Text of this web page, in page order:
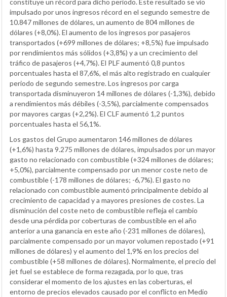
constituye un récord para dicho período. Este resultado se vio
impulsado por unos ingresos récord en el segundo semestre de
10.847 millones de dólares, un aumento de 804 millones de
dólares (+8,0%). El aumento de los ingresos por pasajeros
transportados (+699 millones de dólares; +8,5%) fue impulsado
por rendimientos más sólidos (+3,8%) y a un crecimiento del
tráfico de pasajeros (+4,7%). El PLF aumentó 0,8 puntos
porcentuales hasta el 87,6%, el más alto registrado en cualquier
periodo de segundo semestre. Los ingresos por carga
transportada disminuyeron 14 millones de dólares (-1,3%), debido
a rendimientos más débiles (-3,5%), parcialmente compensados
por mayores cargas (+2,2%). El CLF aumentó 1,2 puntos
porcentuales hasta el 56,1%.
Los gastos del Grupo aumentaron 146 millones de dólares
(+1,6%) hasta 9.275 millones de dólares, impulsados por un mayor
gasto no relacionado con combustible (+324 millones de dólares;
+5,0%), parcialmente compensado por un menor coste neto de
combustible (-178 millones de dólares; -6,7%). El gasto no
relacionado con combustible aumentó principalmente debido al
crecimiento de capacidad y a mayores presiones de costes. La
disminución del coste neto de combustible refleja el cambio
desde una pérdida por coberturas de combustible en el año
anterior a una ganancia en este año (-231 millones de dólares),
parcialmente compensado por un mayor volumen repostado (+91
millones de dólares) y el aumento del 1,9% en los precios del
combustible (+58 millones de dólares). Normalmente, el precio del
jet fuel se establece de forma rezagada, por lo que, tras
considerar el momento de los ajustes en las coberturas, el
entorno de precios elevados causado por el conflicto en Medio